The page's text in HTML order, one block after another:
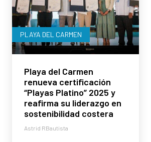
PLAYA DEL CARMEN
Playa del Carmen
renueva certificación
“Playas Platino” 2025 y
reafirma su liderazgo en
sostenibilidad costera
Astrid RBautista